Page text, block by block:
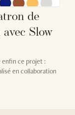
de
Slow
enfin ce projet :
en collaboration